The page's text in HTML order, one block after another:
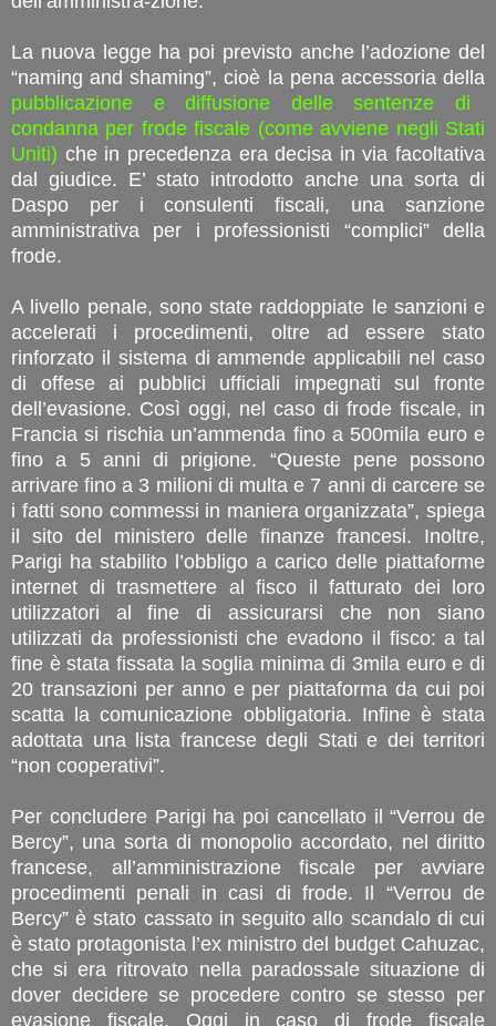
La nuova legge ha poi previsto anche l’adozione del
“naming and shaming”, cioè la pena accessoria della
pubblicazione e diffusione delle sentenze di
condanna per frode fiscale (come avviene negli Stati
Uniti) che in precedenza era decisa in via facoltativa
dal giudice. E’ stato introdotto anche una sorta di
Daspo per i consulenti fiscali, una sanzione
amministrativa per i professionisti “complici” della
frode.
A livello penale, sono state raddoppiate le sanzioni e
accelerati i procedimenti, oltre ad essere stato
rinforzato il sistema di ammende applicabili nel caso
di offese ai pubblici ufficiali impegnati sul fronte
dell’evasione. Così oggi, nel caso di frode fiscale, in
Francia si rischia un’ammenda fino a 500mila euro e
fino a 5 anni di prigione. “Queste pene possono
arrivare fino a 3 milioni di multa e 7 anni di carcere se
i fatti sono commessi in maniera organizzata”, spiega
il sito del ministero delle finanze francesi. Inoltre,
Parigi ha stabilito l’obbligo a carico delle piattaforme
internet di trasmettere al fisco il fatturato dei loro
utilizzatori al fine di assicurarsi che non siano
utilizzati da professionisti che evadono il fisco: a tal
fine è stata fissata la soglia minima di 3mila euro e di
20 transazioni per anno e per piattaforma da cui poi
scatta la comunicazione obbligatoria. Infine è stata
adottata una lista francese degli Stati e dei territori
“non cooperativi”.
Per concludere Parigi ha poi cancellato il “Verrou de
Bercy”, una sorta di monopolio accordato, nel diritto
francese, all’amministrazione fiscale per avviare
procedimenti penali in casi di frode. Il “Verrou de
Bercy” è stato cassato in seguito allo scandalo di cui
è stato protagonista l’ex ministro del budget Cahuzac,
che si era ritrovato nella paradossale situazione di
dover decidere se procedere contro se stesso per
evasione fiscale. Oggi in caso di frode fiscale